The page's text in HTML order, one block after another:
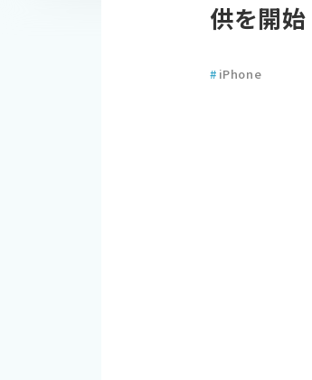
供を開始
# iPhone